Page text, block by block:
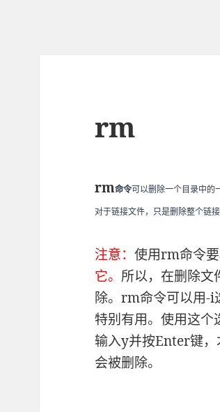
rm
rm命令可以删除一个目录中的
对于链接文件，只是删除整个链
注意：使用rm命令要
它。 所以，在删除文
除。rm命令可以用-i
特别有用。使用这个
输入y并按Enter键
会被删除。